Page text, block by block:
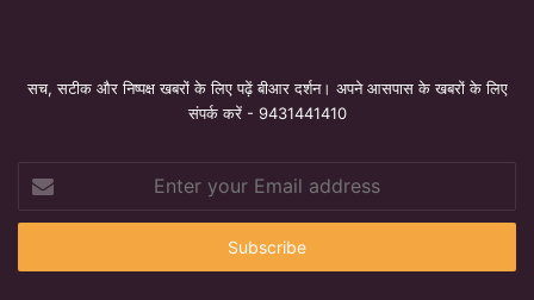
सच, सटीक और निष्पक्ष खबरों के लिए पढ़ें बीआर दर्शन। अपने आसपास के खबरों के लिए
संपर्क करें - 9431441410
your
Email